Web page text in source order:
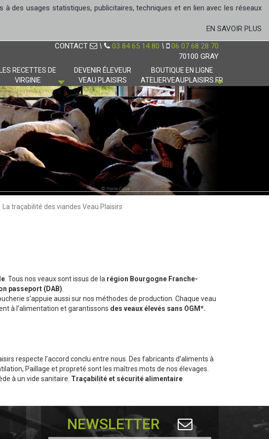
des usages statistiques, publicitaires, techniques et en lien avec les réseaux
EN SAVOIR PLUS
CONTACT \ 03 84 65 14 80 \ 06 07 68 28 70
70100 GRAY
LES RECETTES DE
VIRGINIE
DEVENIR ÉLEVEUR
VEAU PLAISIRS
BOUTIQUE EN LIGNE
ATELIERVEAUPLAISIRS.FR
La traçabilité des viandes Veau Plaisirs
. Tous nos veaux sont issus de la région Bourgogne Franche-
passeport (DAB)
s’appuie aussi sur nos méthodes de production. Chaque veau
à l’alimentation et garantissons des veaux élevés sans OGM*.
respecte l’accord conclu entre nous. Des fabricants d’aliments à
Paillage et propreté sont les maîtres mots de nos élevages.
à un vide sanitaire. Traçabilité et sécurité alimentaire
NEWSLETTER